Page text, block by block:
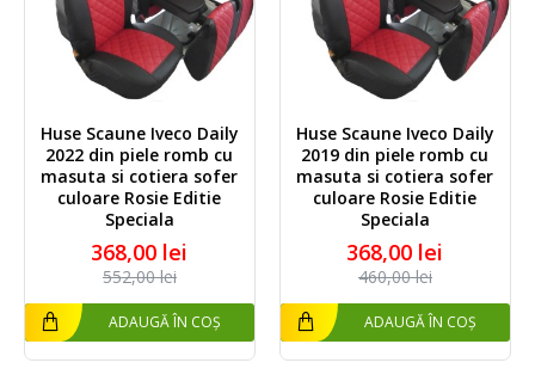
Huse Scaune Iveco Daily
2022 din piele romb cu
masuta si cotiera sofer
culoare Rosie Editie
Speciala
368,00 lei
552,00 lei
ADAUGĂ ÎN COȘ
Huse Scaune Iveco Daily
2019 din piele romb cu
masuta si cotiera sofer
culoare Rosie Editie
Speciala
368,00 lei
460,00 lei
ADAUGĂ ÎN COȘ